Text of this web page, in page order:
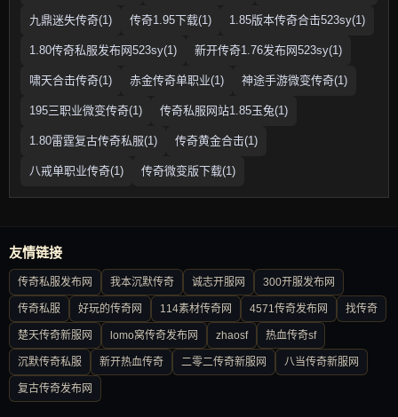
九鼎迷失传奇(1) 传奇1.95下载(1) 1.85版本传奇合击523sy(1)
1.80传奇私服发布网523sy(1) 新开传奇1.76发布网523sy(1)
啸天合击传奇(1) 赤金传奇单职业(1) 神途手游微变传奇(1)
195三职业微变传奇(1) 传奇私服网站1.85玉兔(1)
1.80雷霆复古传奇私服(1) 传奇黄金合击(1)
八戒单职业传奇(1) 传奇微变版下载(1)
友情链接
传奇私服发布网 我本沉默传奇 诚志开服网 300开服发布网
传奇私服 好玩的传奇网 114素材传奇网 4571传奇发布网 找传奇
楚天传奇新服网 lomo窝传奇发布网 zhaosf 热血传奇sf
沉默传奇私服 新开热血传奇 二零二传奇新服网 八当传奇新服网
复古传奇发布网